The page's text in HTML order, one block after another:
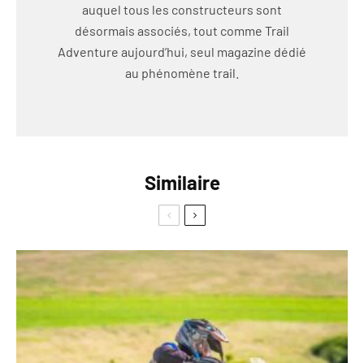
auquel tous les constructeurs sont
désormais associés, tout comme Trail
Adventure aujourd’hui, seul magazine dédié
au phénomène trail.
Similaire